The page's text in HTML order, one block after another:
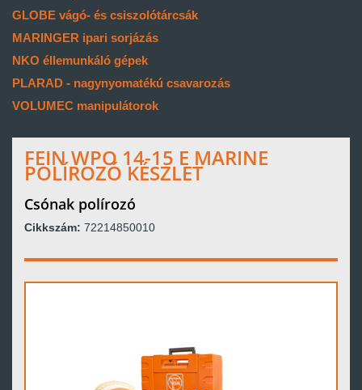
GLOBE vágó- és csiszolótárcsák
MARINGER ipari sorjázás
NKO éllemunkáló gépek
PLARAD - nagynyomatékú csavarozás
VOLUMEC manipulátorok
FEIN WPO 14-15 E MARINE
POLÍROZÓ KÉSZLET
Csónak polírozó
Cikkszám: 72214850010